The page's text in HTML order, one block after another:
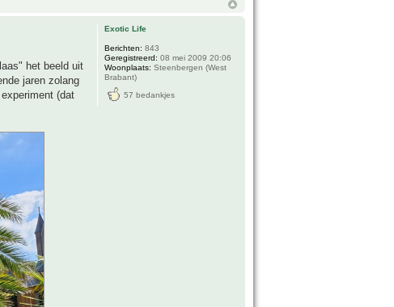
het beeld uit
jaren zolang
(dat
Exotic Life
Berichten: 843
Geregistreerd: 08 mei 2009 20:06
Woonplaats: Steenbergen (West
Brabant)
57 bedankjes